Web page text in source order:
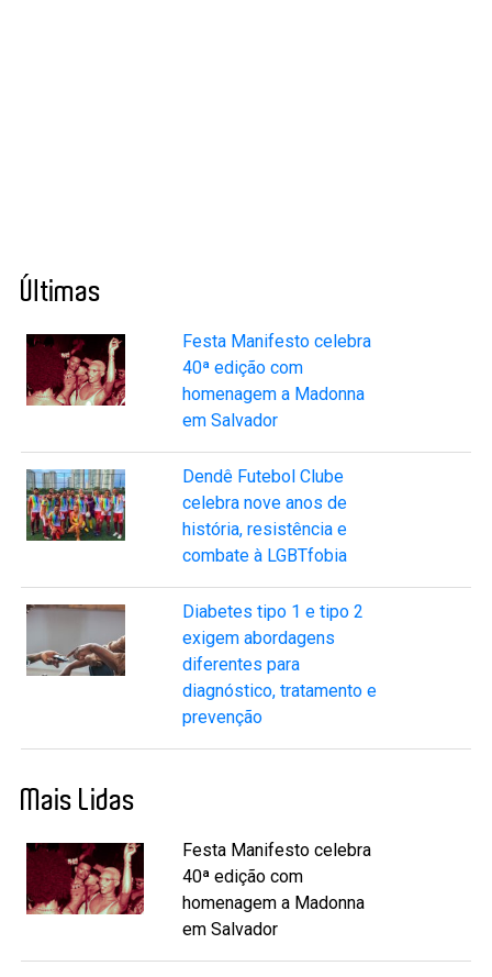
Últimas
Festa Manifesto celebra
40ª edição com
homenagem a Madonna
em Salvador
Dendê Futebol Clube
celebra nove anos de
história, resistência e
combate à LGBTfobia
Diabetes tipo 1 e tipo 2
exigem abordagens
diferentes para
diagnóstico, tratamento e
prevenção
Mais Lidas
Festa Manifesto celebra
40ª edição com
homenagem a Madonna
em Salvador